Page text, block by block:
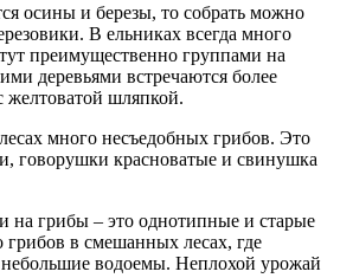
осины и березы, то собрать можно
В ельниках всегда много
преимущественно группами на
деревьями встречаются более
желтоватой шляпкой.
много несъедобных грибов. Это
говорушки красноватые и свинушка
на грибы – это однотипные и старые
грибов в смешанных лесах, где
небольшие водоемы. Неплохой урожай